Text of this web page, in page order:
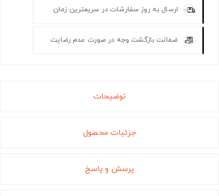
ارسال به روز سفارشات در سریعترین زمان
ضمانت بازگشت وجه در صورت عدم رضایت
توضیحات
جزئیات محصول
پرسش و پاسخ